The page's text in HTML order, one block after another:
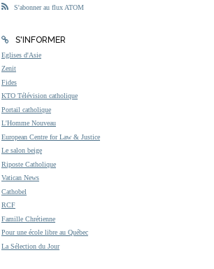
S'abonner au flux ATOM
S'INFORMER
Eglises d'Asie
Zenit
Fides
KTO Télévision catholique
Portail catholique
L'Homme Nouveau
European Centre for Law & Justice
Le salon beige
Riposte Catholique
Vatican News
Cathobel
RCF
Famille Chrétienne
Pour une école libre au Québec
La Sélection du Jour